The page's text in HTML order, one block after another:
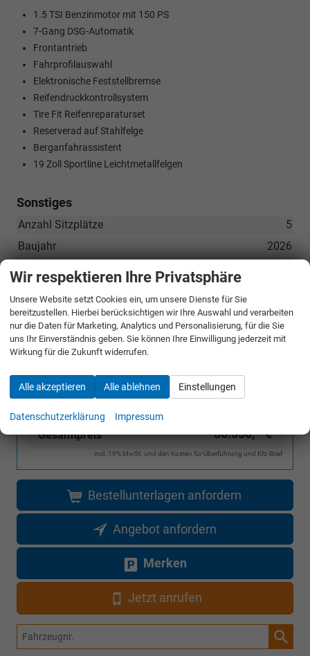
1.5 TSI Benzinmotor mit 150 PS
7-Gang DSG-Automatik
Frontantrieb
Fahrprofilauswahl
Elektronische Feststellbremse
Reifendruckkontrollsystem
Tire Fit Reifenreparaturset
Reserverad auf Stahlfelge
Berganfahrassistent
19 Zoll Sportline Leichtmetallfelgen
Sonstiges
5
Anzahl Sitzplätze
2026
Baujahr
Erstzulassung
Garantiedauer
10
Kilometerstand
UVP ohne
Überführungskosten
Sie sparen:
14.420,– €
Gesamtpreis 36.550,– €
incl. 19% MwSt. und den Kosten für Überführung und Kfz-Brief
Bestellunterlagen anfordern
Angebot anfordern
Merken
Jetzt anrufen
Fahrzeugnr.
Wir respektieren Ihre Privatsphäre
Unsere Website setzt Cookies ein, um unsere Dienste für Sie
bereitzustellen. Hierbei berücksichtigen wir Ihre Auswahl und verarbeiten
nur die Daten für Marketing, Analytics und Personalisierung, für die Sie
uns Ihr Einverständnis geben. Sie können Ihre Einwilligung jederzeit mit
Wirkung für die Zukunft widerrufen.
Alle akzeptieren Alle ablehnen Einstellungen
Datenschutzerklärung Impressum